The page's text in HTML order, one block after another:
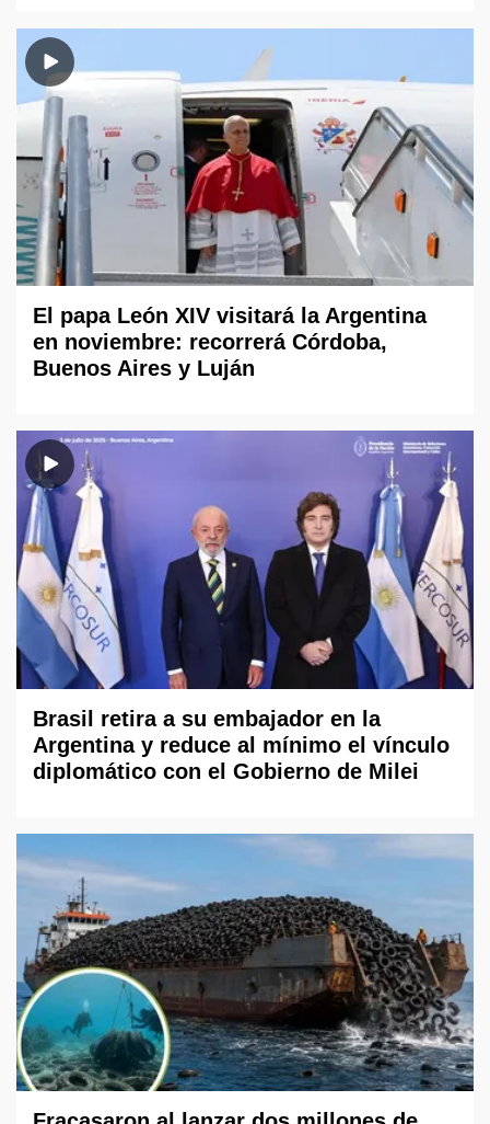
El papa León XIV visitará la Argentina
en noviembre: recorrerá Córdoba,
Buenos Aires y Luján
Brasil retira a su embajador en la
Argentina y reduce al mínimo el vínculo
diplomático con el Gobierno de Milei